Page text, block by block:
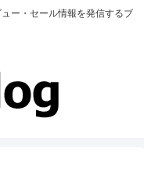
ー・セール情報を発信するブ